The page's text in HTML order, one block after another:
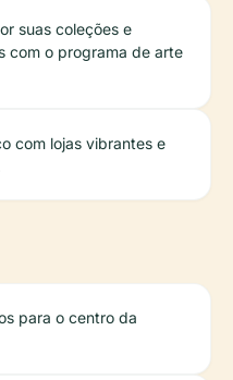
suas coleções e
com o programa de arte
com lojas vibrantes e
para o centro da